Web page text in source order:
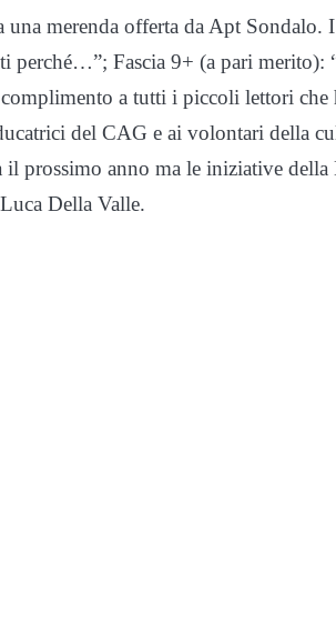
una merenda offerta da Apt
perché…”; Fascia 9+ (a pari merito):
a tutti i piccoli lettori che
del CAG e ai volontari della
il prossimo anno ma le iniziative
Luca Della Valle.